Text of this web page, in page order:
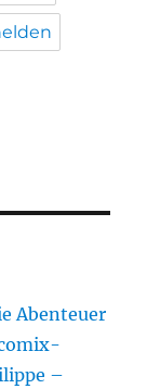
Abenteuer
–